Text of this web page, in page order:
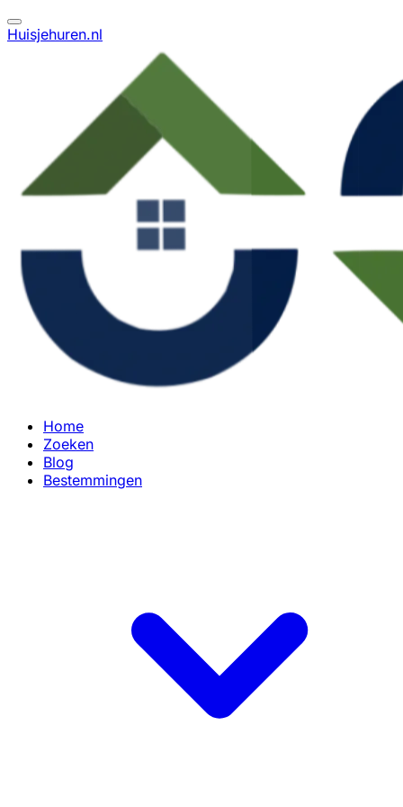
Huisjehuren.nl
Home
Zoeken
Blog
Bestemmingen